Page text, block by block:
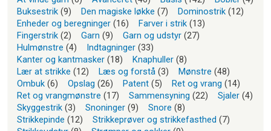
Buksestrik (9) Den magiske løkke (7) Dominostrik (12)
Enheder og beregninger (16) Farver i strik (13)
Fingerstrik (2) Garn (9) Garn og udstyr (27)
Hulmønstre (4) Indtagninger (33)
Kanter og kantmasker (18) Knaphuller (8)
Lær at strikke (12) Læs og forstå (3) Mønstre (48)
Ombuk (6) Opslag (26) Patent (5) Ret og vrang (14)
Ret og vrangmønstre (17) Sammensyning (22) Sjaler (4)
Skyggestrik (3) Snoninger (9) Snore (8)
Strikkepinde (12) Strikkeprøver og strikkefasthed (7)